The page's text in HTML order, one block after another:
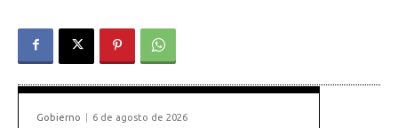
Gobierno 6 de agosto de 2026